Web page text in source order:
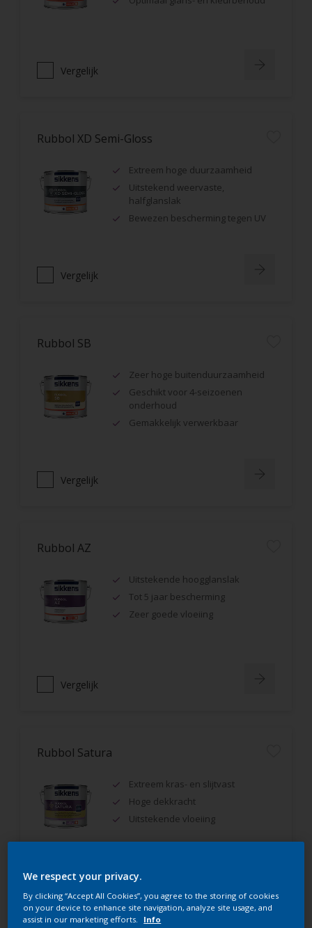
Vergelijk
Rubbol XD Semi-Gloss
Extreem hoge duurzaamheid
Uitstekend weervaste,
halfglanslak
Bewezen bescherming tegen UV
Vergelijk
Rubbol SB
Zeer hoge buitenduurzaamheid
Geschikt voor 4-seizoenen
onderhoud
Gemakkelijk verwerkbaar
Vergelijk
Rubbol AZ
Uitstekende hoogglanslak
Tot 5 jaar bescherming
Zeer goede vloeiing
Vergelijk
Rubbol Satura
Extreem kras- en slijtvast
Hoge dekkracht
Uitstekende vloeiing
We respect your privacy.
By clicking “Accept All Cookies”, you agree to the storing of cookies
on your device to enhance site navigation, analyze site usage, and
assist in our marketing efforts.
Info